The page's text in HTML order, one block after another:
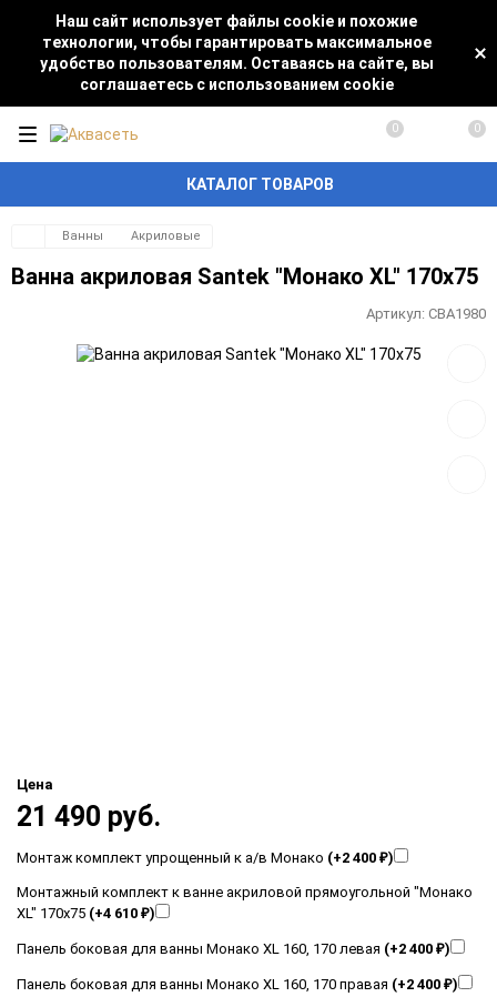
Наш сайт использует файлы cookie и похожие
технологии, чтобы гарантировать максимальное
удобство пользователям. Оставаясь на сайте, вы
соглашаетесь с использованием cookie
КАТАЛОГ ТОВАРОВ
0 0
Ванны Акриловые
Ванна акриловая Santek "Монако XL" 170х75
Артикул: СВА1980
Цена
21 490 руб.
Монтаж комплект упрощенный к а/в Монако (+2 400 ₽)
Монтажный комплект к ванне акриловой прямоугольной "Монако
XL" 170х75 (+4 610 ₽)
Панель боковая для ванны Монако XL 160, 170 левая (+2 400 ₽)
Панель боковая для ванны Монако XL 160, 170 правая (+2 400 ₽)